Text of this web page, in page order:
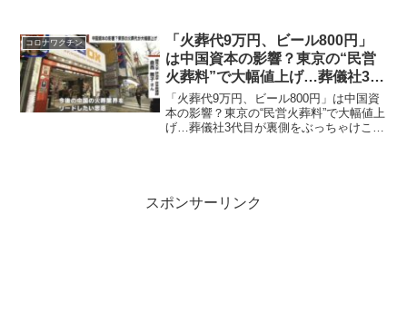
部の自己負担を求める定期接種にする方
針を固めたことが17日、...
コロナワクチン
「火葬代9万円、ビール800円」
は中国資本の影響？東京の“民営
火葬料”で大幅値上げ…葬儀社3代
目が裏側をぶっちゃけ
「火葬代9万円、ビール800円」は中国資
本の影響？東京の“民営火葬料”で大幅値上
げ…葬儀社3代目が裏側をぶっちゃけこん
スポンサーリンク